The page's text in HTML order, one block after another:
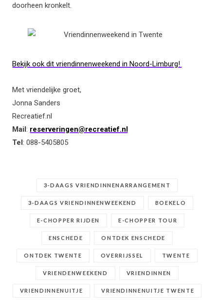
doorheen kronkelt.
Bekijk ook dit vriendinnenweekend in Noord-Limburg!
Met vriendelijke groet,
Jonna Sanders
Recreatief.nl
Mail: reserveringen@recreatief.nl
Tel: 088-5405805
3-DAAGS VRIENDINNENARRANGEMENT
3-DAAGS VRIENDINNENWEEKEND BOEKELO
E-CHOPPER RIJDEN E-CHOPPER TOUR
ENSCHEDE ONTDEK ENSCHEDE
ONTDEK TWENTE OVERRIJSSEL TWENTE
VRIENDENWEEKEND VRIENDINNEN
VRIENDINNENUITJE VRIENDINNENUITJE TWENTE